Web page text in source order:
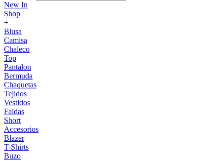
New In
Shop
+
Blusa
Camisa
Chaleco
Top
Pantalon
Bermuda
Chaquetas
Tejidos
Vestidos
Faldas
Short
Accesorios
Blazer
T-Shirts
Buzo